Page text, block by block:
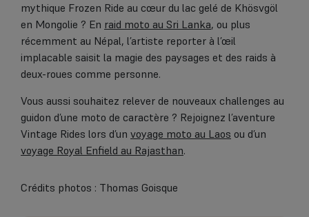
mythique Frozen Ride au cœur du lac gelé de Khösvgöl
en Mongolie ? En raid moto au Sri Lanka, ou plus
récemment au Népal, l’artiste reporter à l’œil
implacable saisit la magie des paysages et des raids à
deux-roues comme personne.
Vous aussi souhaitez relever de nouveaux challenges au
guidon d’une moto de caractère ? Rejoignez l’aventure
Vintage Rides lors d’un voyage moto au Laos ou d’un
voyage Royal Enfield au Rajasthan.
Crédits photos : Thomas Goisque